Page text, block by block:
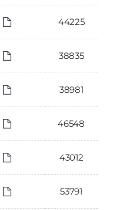
44225
38835
38981
46548
43012
53791